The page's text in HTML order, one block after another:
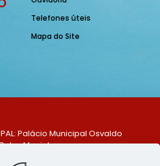
Telefones úteis
Mapa do Site
Palácio Municipal Osvaldo
Maciel